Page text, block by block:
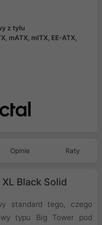
z tyłu
mATX, mITX, EE-ATX,
Opinie Raty
Black Solid
standard tego, czego
typu Big Tower pod